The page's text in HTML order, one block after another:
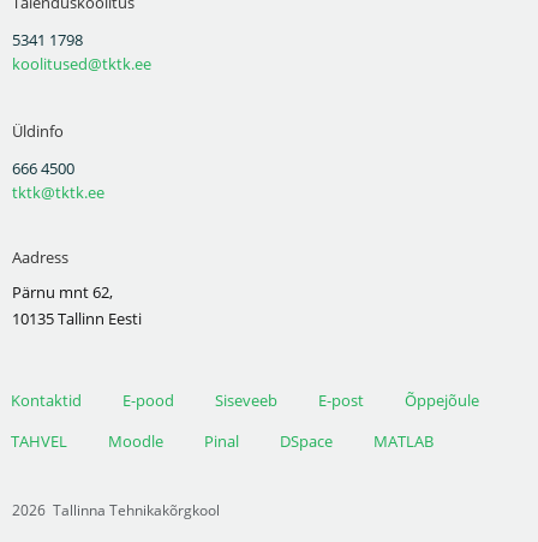
5341 1798
koolitused@tktk.ee
Üldinfo
666 4500
tktk@tktk.ee
Aadress
Pärnu mnt 62,
10135 Tallinn Eesti
Kontaktid E-pood Siseveeb E-post
Õppejõule
TAHVEL
Moodle Pinal DSpace MATLAB
2026 Tallinna Tehnikakõrgkool